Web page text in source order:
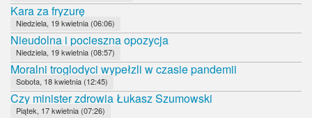
Kara za fryzurę
Niedziela, 19 kwietnia (06:06)
Nieudolna i pocieszna opozycja
Niedziela, 19 kwietnia (08:57)
Moralni troglodyci wypełzli w czasie pandemii
Sobota, 18 kwietnia (12:45)
Czy minister zdrowia Łukasz Szumowski
Piątek, 17 kwietnia (07:26)